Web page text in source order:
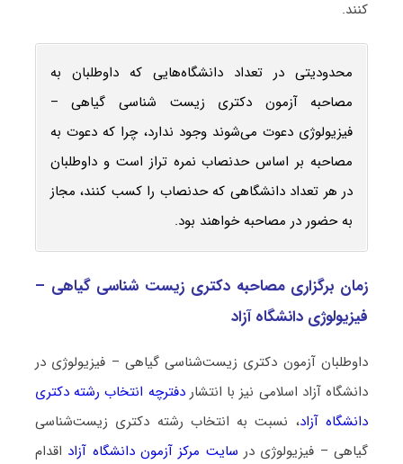
کنند.
محدودیتی در تعداد دانشگاه‌هایی که داوطلبان به
مصاحبه آزمون دکتری زیست ‌شناسی گیاهی –
فیزیولوژی دعوت می‌شوند وجود ندارد، چرا که دعوت به
مصاحبه بر اساس حدنصاب نمره تراز است و داوطلبان
در هر تعداد دانشگاهی که حدنصاب را کسب کنند، مجاز
به حضور در مصاحبه خواهند بود.
زمان برگزاری مصاحبه دکتری زیست ‌شناسی گیاهی –
فیزیولوژی دانشگاه آزاد
داوطلبان آزمون دکتری زیست‌شناسی گیاهی – فیزیولوژی در
دانشگاه آزاد اسلامی نیز با انتشاردفترچه انتخاب رشته دکتری
دانشگاه آزاد، نسبت به انتخاب رشته دکتری زیست‌شناسی
گیاهی – فیزیولوژی در سایت مرکز آزمون دانشگاه آزاد اقدام